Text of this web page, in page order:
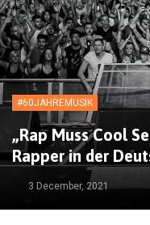
#60JAHREMUSIK
„Rap Muss Cool
Rapper in der
3 December, 2021